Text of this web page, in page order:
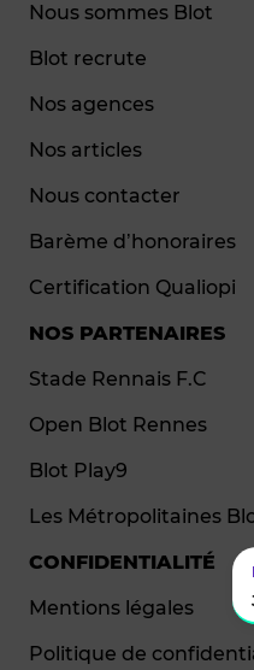
Nous sommes Blot
Blot recrute
Nos agences
Nos articles
Nous contacter
Barème d’honoraires
Certification Qualiopi
NOS PARTENAIRES
Stade Rennais F.C
Open Blot Rennes
Blot Play9
Les Métropolitaines
CONFIDENTIALITÉ
Mentions légales
Politique de